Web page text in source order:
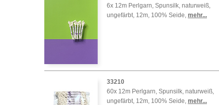
6x 12m Perlgarn, Spunsilk, naturweiß,
ungefärbt, 12m, 100% Seide, mehr...
33210
60x 12m Perlgarn, Spunsilk, naturweiß,
ungefärbt, 12m, 100% Seide, mehr...